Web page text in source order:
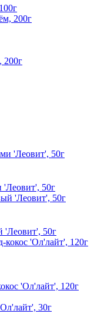
200г
'Леовит', 50г
'Леовит', 50г
'Ол'лайт', 120г